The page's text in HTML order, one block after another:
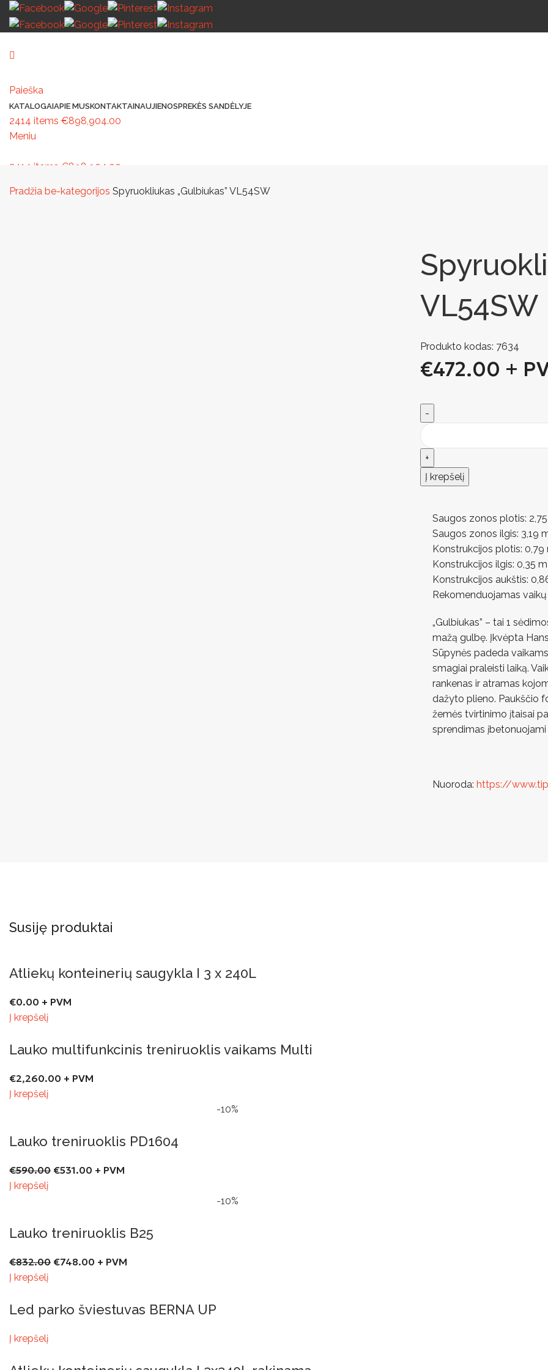
Paieška
KATALOGAIAPIE MUSKONTAKTAINAUJIENOSPREKĖS SANDĖLYJE
2414 items €898,904.00
Meniu
2414 items €898,904.00
Pradžia be-kategorijos Spyruokliukas „Gulbiukas” VL54SW
VL54SW
Produkto kodas: 7634
€472.00 +
Į krepšelį
Saugos zonos plotis:
Saugos zonos ilgis: 3,19
Konstrukcijos plotis: 0,79
Konstrukcijos ilgis: 0,35 m
Konstrukcijos aukštis:
Rekomenduojamas vaikų
„Gulbiukas” – tai 1
mažą gulbę. Įkvėpta
Sūpynės padeda
smagiai praleisti laiką.
rankenas ir atramas
dažyto plieno. Paukščio
žemės tvirtinimo įtaisai
sprendimas įbetonuojami
Nuoroda: https://
Susiję produktai
Atliekų konteinerių saugykla I 3 x 240L
€0.00 + PVM
Į krepšelį
Lauko multifunkcinis treniruoklis vaikams Multi
€2,260.00 + PVM
Į krepšelį
-10%
Lauko treniruoklis PD1604
€590.00 €531.00 + PVM
Į krepšelį
-10%
Lauko treniruoklis B25
€832.00 €748.00 + PVM
Į krepšelį
Led parko šviestuvas BERNA UP
Į krepšelį